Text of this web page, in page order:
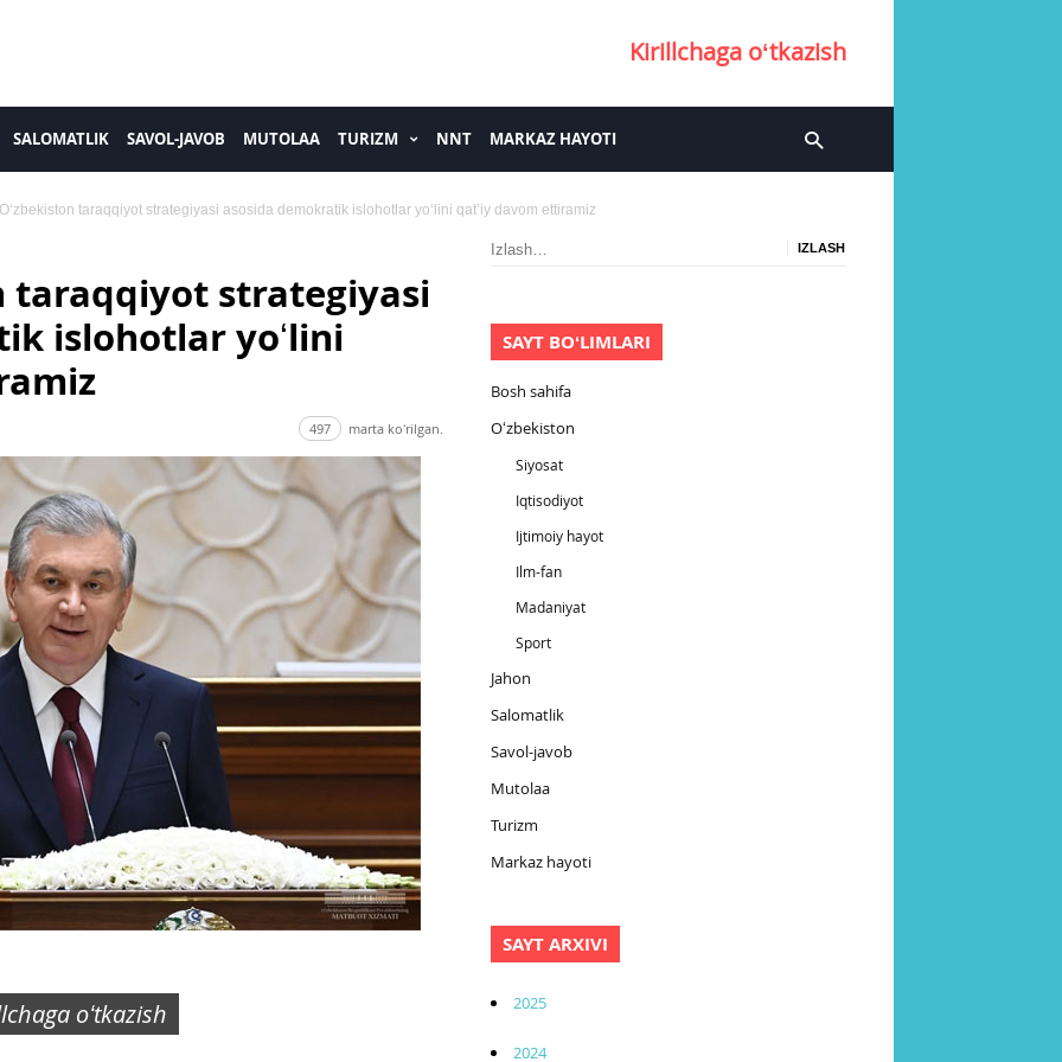
Kirillchaga oʻtkazish
SALOMATLIK SAVOL-JAVOB MUTOLAA TURIZM NNT MARKAZ HAYOTI
taraqqiyot strategiyasi asosida demokratik islohotlar yoʻlini qatʼiy davom ettiramiz
taraqqiyot strategiyasi
islohotlar yoʻlini
497 marta koʻrilgan.
oʻtkazish
Izlash:
SAYT BOʻLIMLARI
Bosh sahifa
Oʻzbekiston
Siyosat
Iqtisodiyot
Ijtimoiy hayot
Ilm-fan
Madaniyat
Sport
Jahon
Salomatlik
Savol-javob
Mutolaa
Turizm
Markaz hayoti
SAYT ARXIVI
2025
2024